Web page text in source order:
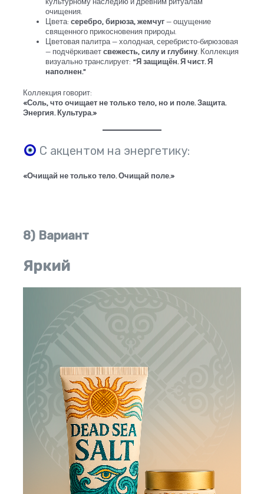
очищения.
Цвета:серебро, бирюза, жемчуг — ощущение
священного прикосновения природы.
Цветовая палитра — холодная, серебристо-бирюзовая
— подчёркиваетсвежесть, силу и глубину. Коллекция
визуально транслирует: “Я защищён. Я чист. Я
наполнен.”
Коллекция говорит:
«Соль, что очищает не только тело, но и поле. Защита.
Энергия. Культура.»
С акцентом на энергетику:
«Очищай не только тело. Очищай поле.»
8) Вариант
Яркий